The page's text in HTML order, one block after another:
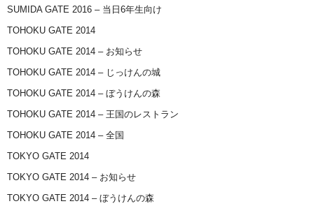
SUMIDA GATE 2016 – 当日6年生向け
TOHOKU GATE 2014
TOHOKU GATE 2014 – お知らせ
TOHOKU GATE 2014 – じっけんの城
TOHOKU GATE 2014 – ぼうけんの森
TOHOKU GATE 2014 – 王国のレストラン
TOHOKU GATE 2014 – 全国
TOKYO GATE 2014
TOKYO GATE 2014 – お知らせ
TOKYO GATE 2014 – ぼうけんの森